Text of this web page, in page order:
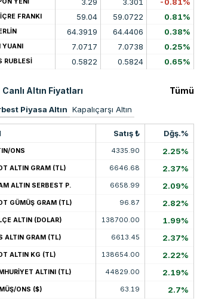
FRANKI 59.04 59.0722 0.81%
64.3919 64.4406 0.38%
YUANI 7.0717 7.0738 0.25%
RUBLESİ 0.5822 0.5824 0.65%
Canlı Altın Fiyatları Tümü
Piyasa Altın Kapalıçarşı Altın
Satış ₺ Dğş.%
ONS 4335.90 2.25%
ALTIN GRAM (TL) 6646.68 2.37%
ALTIN SERBEST P. 6658.99 2.09%
GÜMÜŞ GRAM (TL) 96.87 2.82%
ALTIN (DOLAR) 138700.00 1.99%
ALTIN GRAM (TL) 6613.45 2.37%
ALTIN KG (TL) 138654.00 2.22%
ALTINI (TL) 44829.00 2.19%
ONS ($) 63.19 2.7%